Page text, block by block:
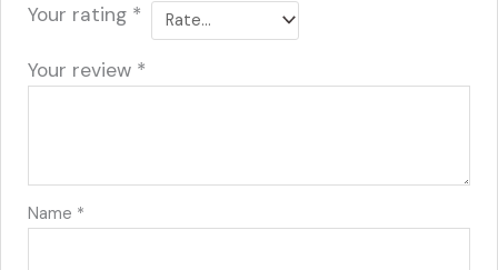
Your rating *
Your review *
Name *